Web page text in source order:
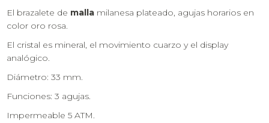
El brazalete de malla milanesa plateado, agujas horarios en
color oro rosa.
El cristal es mineral, el movimiento cuarzo y el display
analógico.
Diámetro: 33 mm.
Funciones: 3 agujas.
Impermeable 5 ATM.